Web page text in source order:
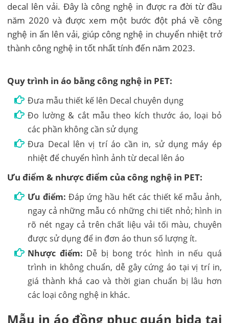
decal lên vải. Đây là công nghệ in được ra đời từ đầu
năm 2020 và được xem một bước đột phá về công
nghệ in ấn lên vải, giúp công nghệ in chuyển nhiệt trở
thành công nghệ in tốt nhất tính đến năm 2023.
Quy trình in áo bằng công nghệ in PET:
Đưa mẫu thiết kế lên Decal chuyên dụng
Đo lường & cắt mẫu theo kích thước áo, loại bỏ
các phần không cần sử dụng
Đưa Decal lên vị trí áo cần in, sử dụng máy ép
nhiệt để chuyển hình ảnh từ decal lên áo
Ưu điểm & nhược điểm của công nghệ in PET:
Ưu điểm: Đáp ứng hầu hết các thiết kế mẫu ảnh,
ngay cả những mẫu có những chi tiết nhỏ; hình in
rõ nét ngay cả trên chất liệu vải tối màu, chuyên
được sử dụng để in đơn áo thun số lượng ít.
Nhược điểm: Dễ bị bong tróc hình in nếu quá
trình in không chuẩn, dễ gây cứng áo tại vị trí in,
giá thành khá cao và thời gian chuẩn bị lâu hơn
các loại công nghệ in khác.
Mẫu in áo đồng phục quán bida tại